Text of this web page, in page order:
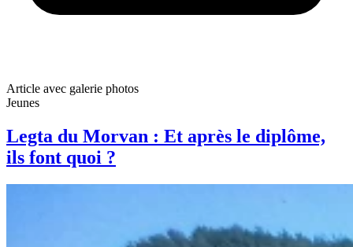
Article avec galerie photos
Jeunes
Legta du Morvan : Et après le diplôme,
ils font quoi ?